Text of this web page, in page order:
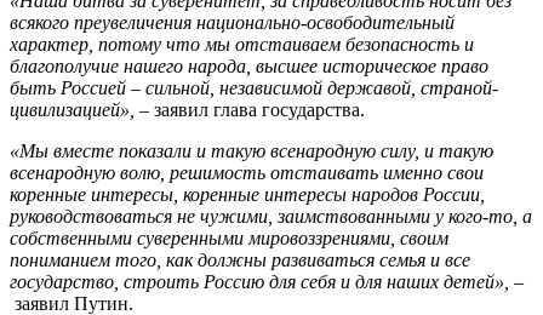
всякого преувеличения национально-освободительный
характер, потому что мы отстаиваем безопасность и
благополучие нашего народа, высшее историческое право
быть Россией – сильной, независимой державой, страной-
цивилизацией», – заявил глава государства.
«Мы вместе показали и такую всенародную силу, и такую
всенародную волю, решимость отстаивать именно свои
коренные интересы, коренные интересы народов России,
руководствоваться не чужими, заимствованными у кого-то, а
собственными суверенными мировоззрениями, своим
пониманием того, как должны развиваться семья и все
государство, строить Россию для себя и для наших детей», –
заявил Путин.